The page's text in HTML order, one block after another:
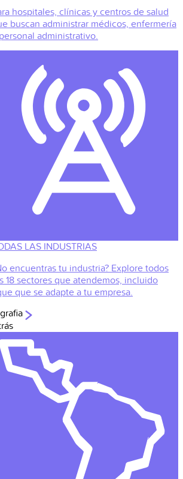
hospitales, clínicas y centros de salud
buscan administrar médicos, enfermería
administrativo.
LAS INDUSTRIAS
encuentras tu industria? Explore todos
18 sectores que atendemos, incluido
que se adapte a tu empresa.